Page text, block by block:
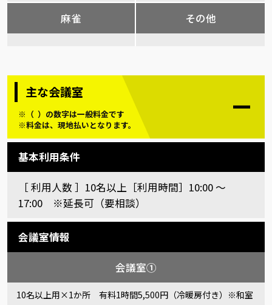
麻雀 その他
主な会議室
※（ ）の数字は一般料金です
※料金は、現地払いとなります。
基本利用条件
［ 利用人数 ］10名以上［利用時間］10:00 〜
17:00 ※延長可（要相談）
会議室情報
会議室①
10名以上用×1か所 有料1時間5,500円（冷暖房付き）※和室